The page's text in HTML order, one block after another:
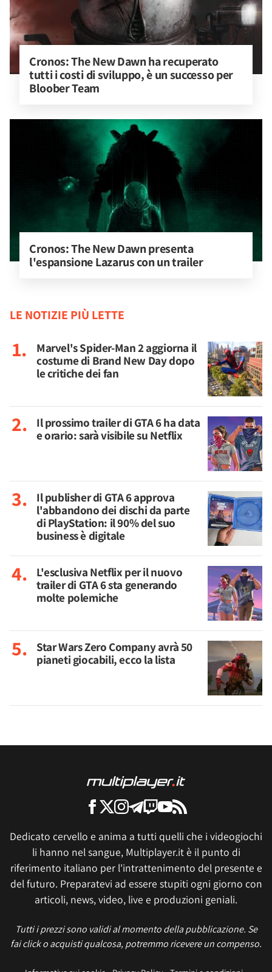
Cronos: The New Dawn ha recuperato
tutti i costi di sviluppo, è un successo per
Bloober Team
Cronos: The New Dawn presenta
l'espansione Lazarus con un trailer
LE NOTIZIE PIÙ LETTE
Marvel's Spider-Man 2 aggiorna il
costume di Brand New Day dopo
le critiche dei fan
Il prossimo trailer di GTA 6 ha data
e orario: sarà visibile su Netflix
Il publisher di GTA 6 approva
l'abbandono dei dischi da parte
di PlayStation: il 90% del suo
business è digitale
L'esclusiva Netflix per il nuovo
trailer di GTA 6 sta generando
molte polemiche
Star Wars Zero Company avrà 50
pianeti giocabili, ecco la lista
Dedicato cervello e anima a tutti quelli che i videogiochi
li hanno nel sangue, Multiplayer.it è il punto di
riferimento italiano per l'intrattenimento del presente e
del futuro. Preparatevi ad essere stupiti ogni giorno con
articoli, news, video, live e produzioni geniali.
Tutti i prezzi sono validi al momento della pubblicazione. Se
fai click o acquisti qualcosa, potremmo ricevere un compenso.